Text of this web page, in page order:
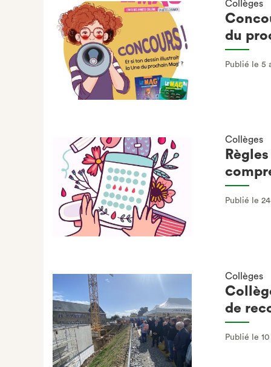
Collèges
du
Publié le 5
Collèges
Publié le
Collèges
de
Publié le